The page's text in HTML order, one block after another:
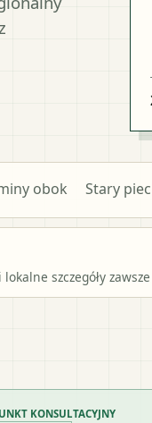
obok Stary piec
szczegóły
KONSULTACYJNY